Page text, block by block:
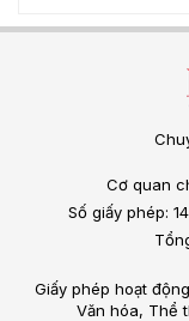
Cơ quan
Số giấy phép:
Giấy phép hoạt
Văn hóa, Thể